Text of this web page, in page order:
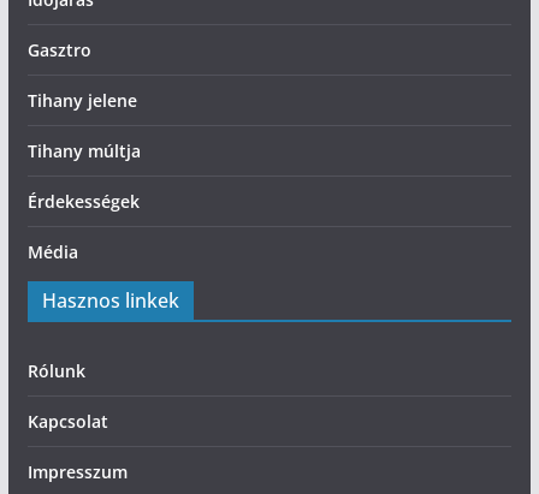
Gasztro
Tihany jelene
Tihany múltja
Érdekességek
Média
Hasznos linkek
Rólunk
Kapcsolat
Impresszum